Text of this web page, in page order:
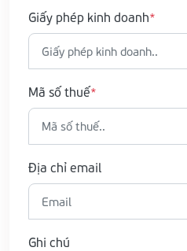
Giấy phép kinh doanh
Mã số thuế
Địa chỉ email
Ghi chú